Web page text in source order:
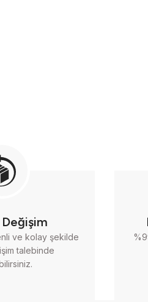
ve kolay şekilde
talebinde